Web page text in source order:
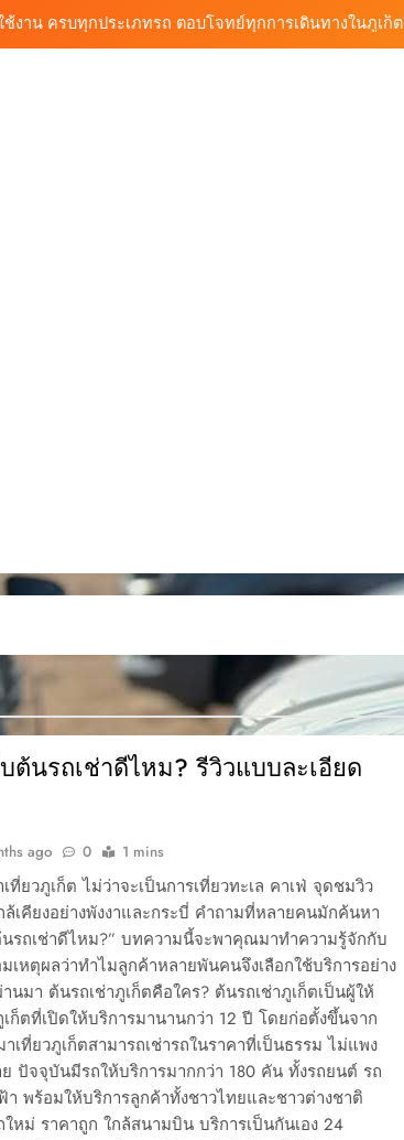
ลือกใหม่ของการเที่ยวภูเก็ต ขับเงียบ ประหยัด และทันสมัย
ต้นรถเช่าดีไหม? รีวิวแบบละเอียด
ago 0 1 mins
ยวภูเก็ต ไม่ว่าจะเป็นการเที่ยวทะเล คาเฟ่ จุดชมวิว
ล้เคียงอย่างพังงาและกระบี่ คำถามที่หลายคนมักค้นหา
รถเช่าดีไหม?” บทความนี้จะพาคุณมาทำความรู้จักกับ
เหตุผลว่าทำไมลูกค้าหลายพันคนจึงเลือกใช้บริการอย่าง
นมา ต้นรถเช่าภูเก็ตคือใคร? ต้นรถเช่าภูเก็ตเป็นผู้ให้
ก็ตที่เปิดให้บริการมานานกว่า 12 ปี โดยก่อตั้งขึ้นจาก
เที่ยวภูเก็ตสามารถเช่ารถในราคาที่เป็นธรรม ไม่แพง
ย ปัจจุบันมีรถให้บริการมากกว่า 180 คัน ทั้งรถยนต์ รถ
พร้อมให้บริการลูกค้าทั้งชาวไทยและชาวต่างชาติ
หม่ ราคาถูก ใกล้สนามบิน บริการเป็นกันเอง 24